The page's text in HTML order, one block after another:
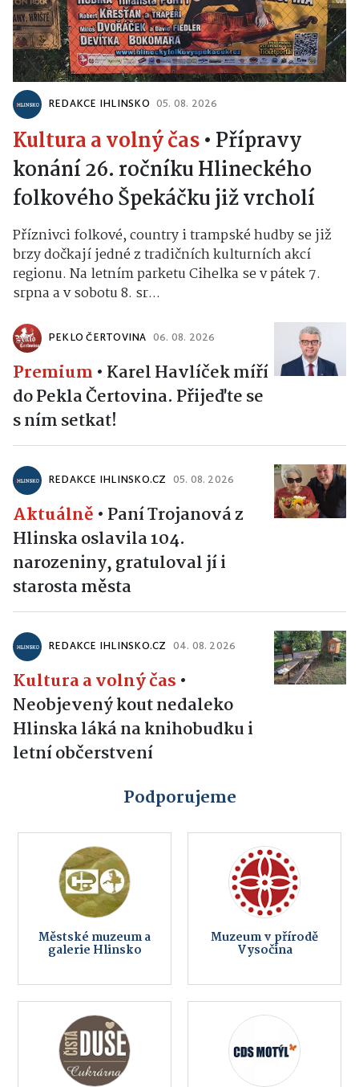
REDAKCE IHLINSKO 05. 08. 2026
Kultura a volný čas• Přípravy
konání 26. ročníku Hlineckého
folkového Špekáčku již vrcholí
Příznivci folkové, country i trampské hudby se již
brzy dočkají jedné z tradičních kulturních akcí
regionu. Na letním parketu Cihelka se v pátek 7.
srpna a v sobotu 8. sr...
PEKLO ČERTOVINA 06. 08. 2026
Premium • Karel Havlíček míří
do Pekla Čertovina. Přijeďte se
s ním setkat!
REDAKCE IHLINSKO.CZ 05. 08. 2026
Aktuálně • Paní Trojanová z
Hlinska oslavila 104.
narozeniny, gratuloval jí i
starosta města
REDAKCE IHLINSKO.CZ 04. 08. 2026
Kultura a volný čas •
Neobjevený kout nedaleko
Hlinska láká na knihobudku i
letní občerstvení
Podporujeme
Městské muzeum a
galerie Hlinsko
Muzeum v přírodě
Vysočina